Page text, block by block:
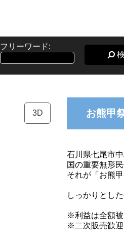
フリーワード:
3D お熊甲
石川県七尾市
国の重要無形
それが「お熊甲
しっかりとし
※利益は全額
※二次販売歓